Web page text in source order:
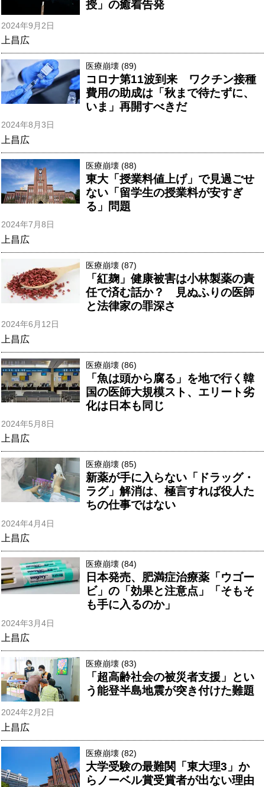
授」の癒着告発
2024年9月2日
上昌広
医療崩壊 (89)
コロナ第11波到来 ワクチン接種
費用の助成は「秋まで待たずに、
いま」再開すべきだ
2024年8月3日
上昌広
医療崩壊 (88)
東大「授業料値上げ」で見過ごせ
ない「留学生の授業料が安すぎ
る」問題
2024年7月8日
上昌広
医療崩壊 (87)
「紅麹」健康被害は小林製薬の責
任で済む話か？ 見ぬふりの医師
と法律家の罪深さ
2024年6月12日
上昌広
医療崩壊 (86)
「魚は頭から腐る」を地で行く韓
国の医師大規模スト、エリート劣
化は日本も同じ
2024年5月8日
上昌広
医療崩壊 (85)
新薬が手に入らない「ドラッグ・
ラグ」解消は、極言すれば役人た
ちの仕事ではない
2024年4月4日
上昌広
医療崩壊 (84)
日本発売、肥満症治療薬「ウゴー
ビ」の「効果と注意点」「そもそ
も手に入るのか」
2024年3月4日
上昌広
医療崩壊 (83)
「超高齢社会の被災者支援」とい
う能登半島地震が突き付けた難題
2024年2月2日
上昌広
医療崩壊 (82)
大学受験の最難関「東大理3」か
らノーベル賞受賞者が出ない理由